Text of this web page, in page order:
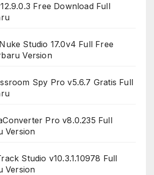
Free Download Full
Studio 17.0v4 Full Free
Version
Spy Pro v5.6.7 Gratis Full
Pro v8.0.235 Full
Version
Studio v10.3.1.10978 Full
Version